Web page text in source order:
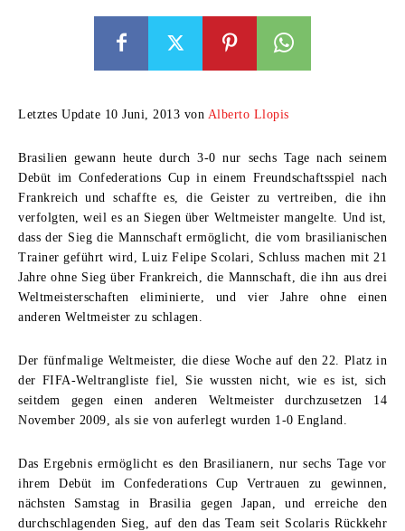
Letztes Update 10 Juni, 2013 von Alberto Llopis
Brasilien gewann heute durch 3-0 nur sechs Tage nach seinem
Debüt im Confederations Cup in einem Freundschaftsspiel nach
Frankreich und schaffte es, die Geister zu vertreiben, die ihn
verfolgten, weil es an Siegen über Weltmeister mangelte. Und ist,
dass der Sieg die Mannschaft ermöglicht, die vom brasilianischen
Trainer geführt wird, Luiz Felipe Scolari, Schluss machen mit 21
Jahre ohne Sieg über Frankreich, die Mannschaft, die ihn aus drei
Weltmeisterschaften eliminierte, und vier Jahre ohne einen
anderen Weltmeister zu schlagen.
Der fünfmalige Weltmeister, die diese Woche auf den 22. Platz in
der FIFA-Weltrangliste fiel, Sie wussten nicht, wie es ist, sich
seitdem gegen einen anderen Weltmeister durchzusetzen 14
November 2009, als sie von auferlegt wurden 1-0 England.
Das Ergebnis ermöglicht es den Brasilianern, nur sechs Tage vor
ihrem Debüt im Confederations Cup Vertrauen zu gewinnen,
nächsten Samstag in Brasilia gegen Japan, und erreiche den
durchschlagenden Sieg, auf den das Team seit Scolaris Rückkehr